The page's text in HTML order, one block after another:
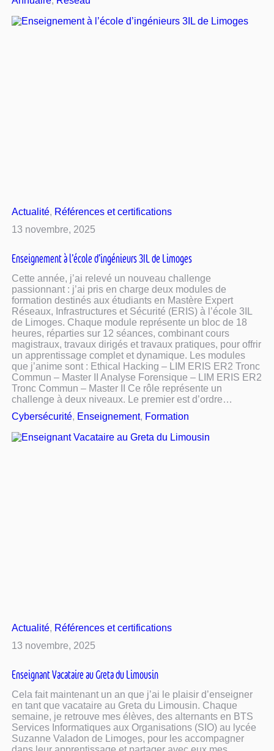
Actualité, Références et certifications
13 novembre, 2025
Enseignement à l’école d’ingénieurs 3IL de Limoges
Cette année, j’ai relevé un nouveau challenge
passionnant : j’ai pris en charge deux modules de
formation destinés aux étudiants en Mastère Expert
Réseaux, Infrastructures et Sécurité (ERIS) à l’école 3IL
de Limoges. Chaque module représente un bloc de 18
heures, réparties sur 12 séances, combinant cours
magistraux, travaux dirigés et travaux pratiques, pour offrir
un apprentissage complet et dynamique. Les modules
que j’anime sont : Ethical Hacking – LIM ERIS ER2 Tronc
Commun – Master II Analyse Forensique – LIM ERIS ER2
Tronc Commun – Master II Ce rôle représente un
challenge à deux niveaux. Le premier est d’ordre…
Cybersécurité, Enseignement, Formation
Actualité, Références et certifications
13 novembre, 2025
Enseignant Vacataire au Greta du Limousin
Cela fait maintenant un an que j’ai le plaisir d’enseigner
en tant que vacataire au Greta du Limousin. Chaque
semaine, je retrouve mes élèves, des alternants en BTS
Services Informatiques aux Organisations (SIO) au lycée
Suzanne Valadon de Limoges, pour les accompagner